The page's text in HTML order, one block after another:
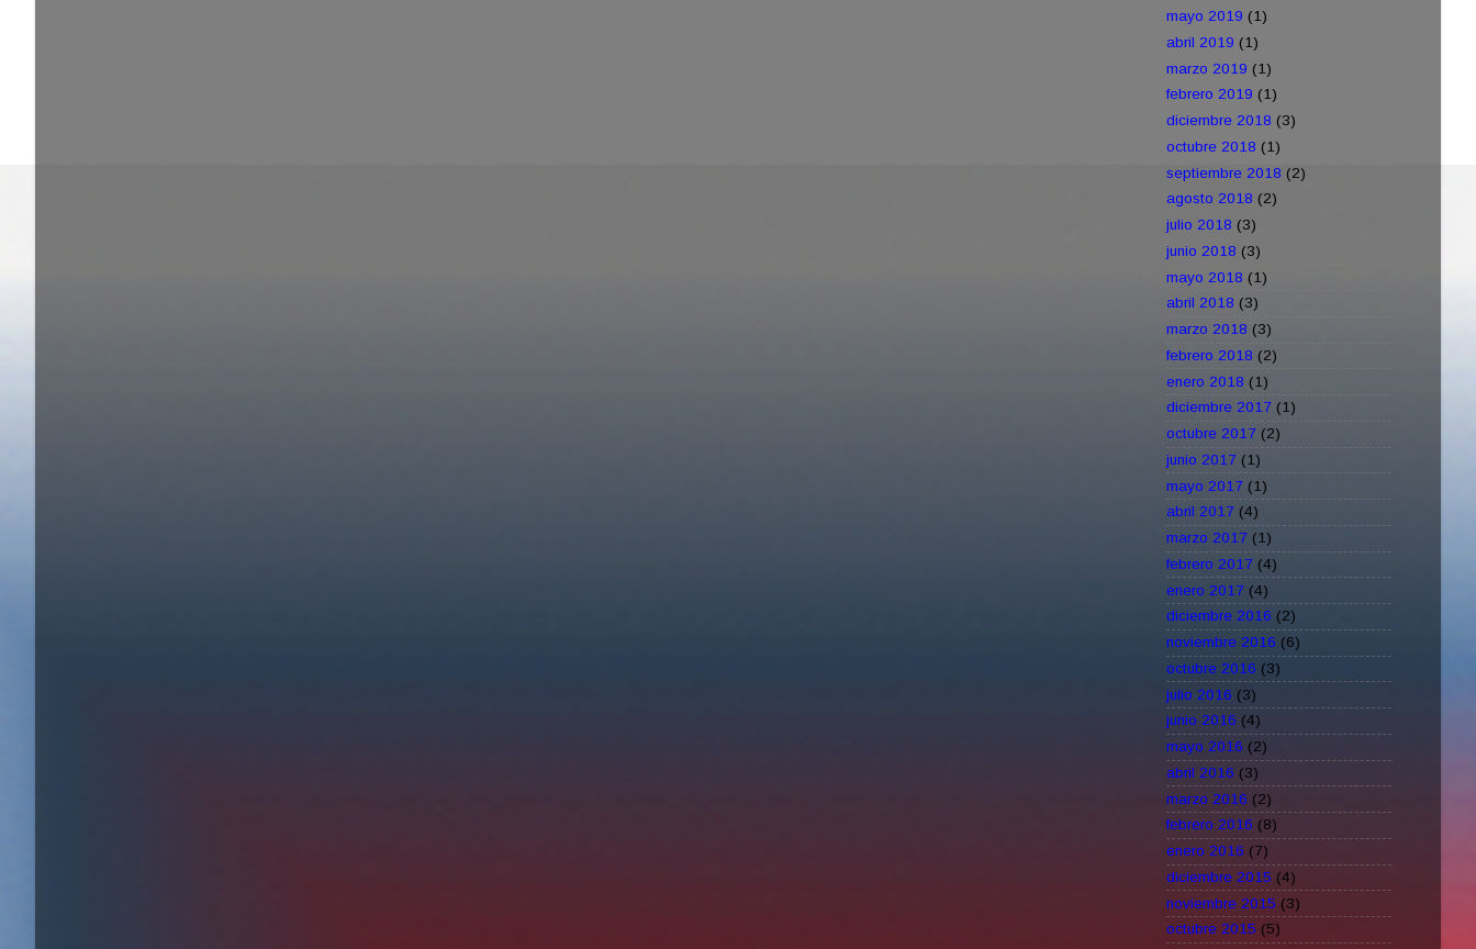
mayo 2019 (1)
abril 2019 (1)
marzo 2019 (1)
febrero 2019 (1)
diciembre 2018 (3)
octubre 2018 (1)
septiembre 2018 (2)
agosto 2018 (2)
julio 2018 (3)
junio 2018 (3)
mayo 2018 (1)
abril 2018 (3)
marzo 2018 (3)
febrero 2018 (2)
enero 2018 (1)
diciembre 2017 (1)
octubre 2017 (2)
junio 2017 (1)
mayo 2017 (1)
abril 2017 (4)
marzo 2017 (1)
febrero 2017 (4)
enero 2017 (4)
diciembre 2016 (2)
noviembre 2016 (6)
octubre 2016 (3)
julio 2016 (3)
junio 2016 (4)
mayo 2016 (2)
abril 2016 (3)
marzo 2016 (2)
febrero 2016 (8)
enero 2016 (7)
diciembre 2015 (4)
noviembre 2015 (3)
octubre 2015 (5)